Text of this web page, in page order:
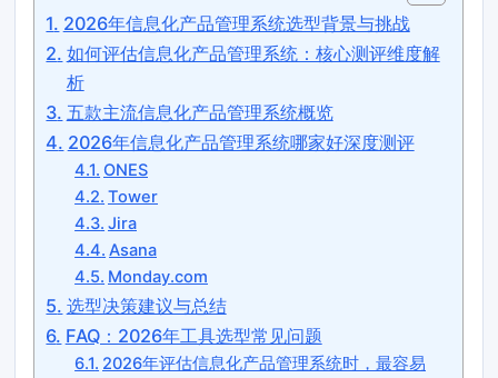
2026年信息化产品管理系统选型背景与挑战
如何评估信息化产品管理系统：核心测评维度解
析
五款主流信息化产品管理系统概览
2026年信息化产品管理系统哪家好深度测评
ONES
Tower
Jira
Asana
Monday.com
选型决策建议与总结
FAQ：2026年工具选型常见问题
2026年评估信息化产品管理系统时，最容易